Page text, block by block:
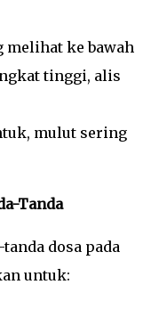
ke bawah
tinggi, alis
mulut sering
Tanda
dosa pada
untuk: